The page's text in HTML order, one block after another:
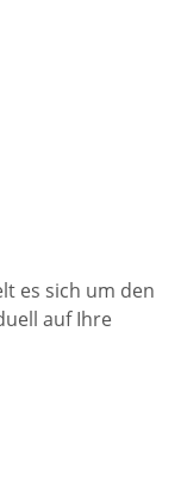
es sich um den
auf Ihre